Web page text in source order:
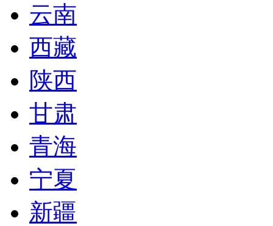
云南
西藏
陕西
甘肃
青海
宁夏
新疆